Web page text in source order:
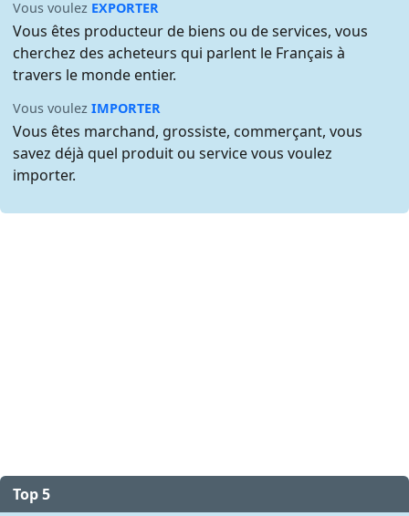
Vous voulez EXPORTER
Vous êtes producteur de biens ou de services, vous
cherchez des acheteurs qui parlent le Français à
travers le monde entier.
Vous voulezIMPORTER
Vous êtes marchand, grossiste, commerçant, vous
savez déjà quel produit ou service vous voulez
importer.
Top 5